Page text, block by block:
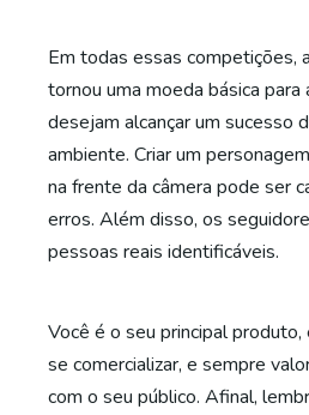
Em todas essas competições,
tornou uma moeda básica para
desejam alcançar um sucesso
ambiente. Criar um
na frente da câmera pode ser
erros. Além disso, os
pessoas reais identificáveis.
Você é o seu principal
se comercializar, e sempre
com o seu público. Afinal,